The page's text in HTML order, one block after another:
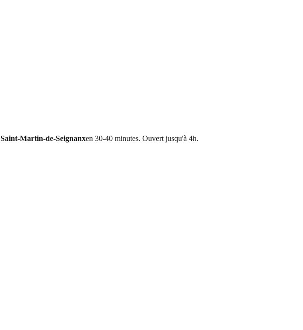
Saint-Martin-de-Seignanxen 30-40 minutes. Ouvert jusqu'à 4h.